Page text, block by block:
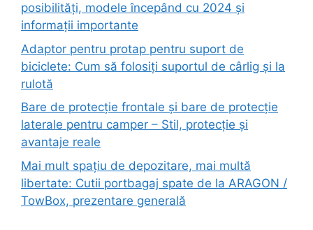
posibilități, modele începând cu 2024 și
informații importante
Adaptor pentru protap pentru suport de
biciclete: Cum să folosiți suportul de cârlig și la
rulotă
Bare de protecție frontale și bare de protecție
laterale pentru camper – Stil, protecție și
avantaje reale
Mai mult spațiu de depozitare, mai multă
libertate: Cutii portbagaj spate de la ARAGON /
TowBox, prezentare generală